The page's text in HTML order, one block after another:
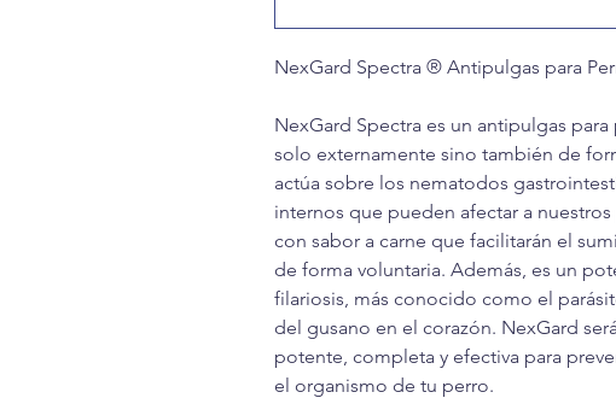
NexGard Spectra ® Antipulgas para
NexGard Spectra es un antipulgas
solo externamente sino también de
actúa sobre los nematodos
internos que pueden afectar a
con sabor a carne que facilitarán el
de forma voluntaria. Además, es un
filariosis, más conocido como el
del gusano en el corazón. NexGard
potente, completa y efectiva para
el organismo de tu perro.